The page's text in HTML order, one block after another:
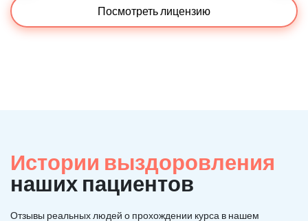
Посмотреть лицензию
Истории выздоровления
наших пациентов
Отзывы реальных людей о прохождении курса в нашем